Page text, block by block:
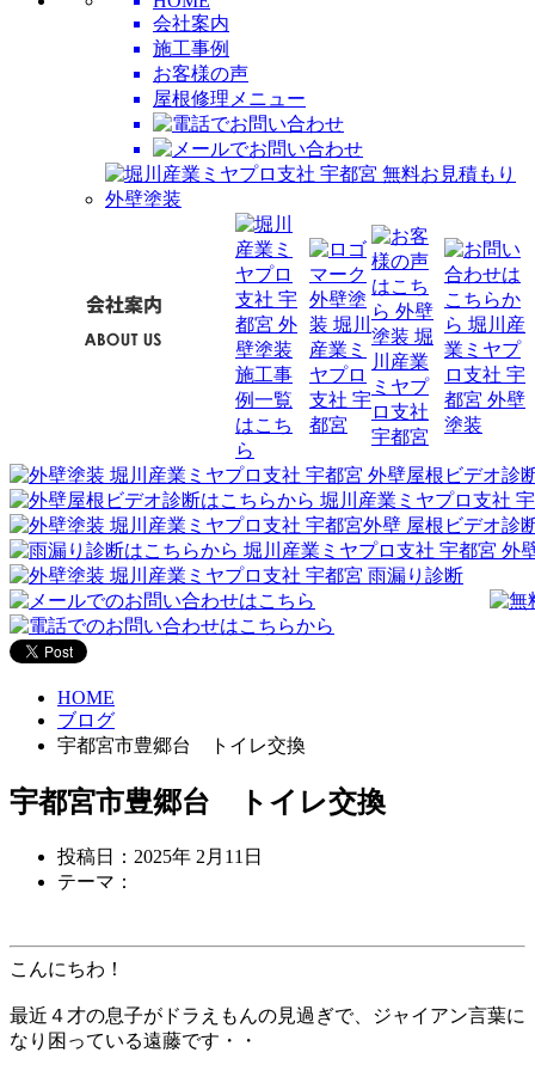
会社案内
施工事例
お客様の声
屋根修理メニュー
HOME
ブログ
宇都宮市豊郷台 トイレ交換
宇都宮市豊郷台 トイレ交換
投稿日：2025年 2月11日
テーマ：
こんにちわ！
最近４才の息子がドラえもんの見過ぎで、ジャイアン言葉に
なり困っている遠藤です・・